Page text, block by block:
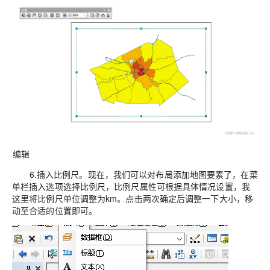
编辑
6.插入比例尺。现在，我们可以对布局添加地图要素了，在菜
单栏插入选项选择比例尺，比例尺属性可根据具体情况设置，我
这里将比例尺单位调整为km。点击两次确定后调整一下大小，移
动至合适的位置即可。